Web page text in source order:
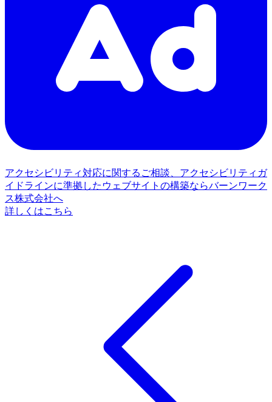
アクセシビリティ対応に関するご相談、アクセシビリティガ
イドラインに準拠したウェブサイトの構築ならバーンワーク
ス株式会社へ
詳しくはこちら